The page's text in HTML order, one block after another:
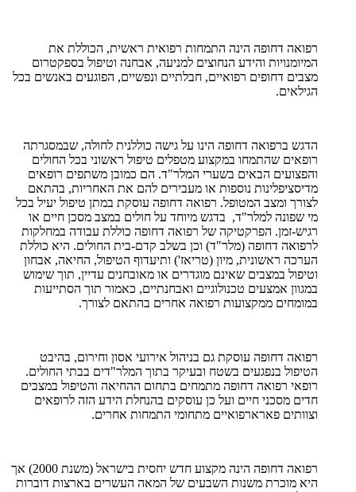
רפואה דחופה הינה התמחות רפואית ראשית, הכוללת את
המיומנויות והידע הנחוצים למניעה, אבחנה וטיפול בספקטרום
מצבים דחופים רפואיים, חבלתיים ונפשיים, הפוגעים באנשים בכל
הגילאים.
הדגש ברפואה דחופה הינו על גישה כוללנית לחולה, שבמסגרתה
רופאים שהתמחו במקצוע מטפלים טיפול ראשוני בכל החולים
והפצועים הבאים בשערי המלר"ד. הם כמובן משתפים רופאים
מדיסציפלינות נוספות או מעבירים להם את האחריות, בהתאם
לצורך ומצב המטופל. רפואה דחופה עוסקת במתן טיפול יעיל בכל
מי שפונה למלר"ד, בדגש מיוחד על חולים במצב מסכן חיים או
רגיש-זמן. הפרקטיקה של רפואה דחופה כוללת עבודה במחלקות
לרפואה דחופה (מלר"ד) וכן בשלב קדם-בית החולים. היא כוללת
הערכה ראשונית, מיון (טריאז') ותיעדוף הטיפול, החיאה, אבחון
וטיפול במצבים שאינם מוגדרים או מאובחנים עדיין, תוך שימוש
במגוון אמצעים טכנולוגיים ואבחנתיים, כאמור תוך הסתייעות
במומחים ממקצועות רפואה אחרים בהתאם לצורך.
רפואה דחופה עוסקת גם בניהול אירועי אסון וחירום, בהיבט
הטיפול בנפגעים בשטח ובעיקר בתוך המלר"דים בבתי החולים.
רופאי רפואה דחופה מתמחים בתחום ההחיאה והטיפול במצבים
חדים מסכני חיים ועל כן עוסקים בהנחלת הידע הזה לרופאים
וצוותים פארארפואיים מתחומי התמחות אחרים.
רפואה דחופה הינה מקצוע חדש יחסית בישראל (משנת 2000) אך
היא מוכרת משנות השבעים של המאה העשרים בארצות דוברות